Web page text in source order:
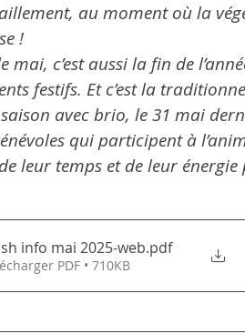
au moment où la
!
mai, c’est aussi la fin de
festifs. Et c’est la
avec brio, le 31 mai
qui participent à
leur temps et de leur énergie
info mai 2025-web.pdf
PDF • 710KB